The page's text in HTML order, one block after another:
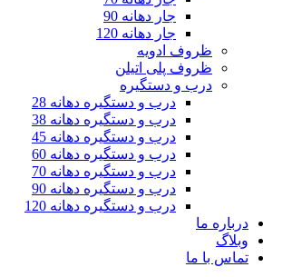
جار دهانه 90
جار دهانه 120
ظروف ادویه
ظروف پلی اتیلن
درب و دستگیره
درب و دستگیره دهانه 28
درب و دستگیره دهانه 38
درب و دستگیره دهانه 45
درب و دستگیره دهانه 60
درب و دستگیره دهانه 70
درب و دستگیره دهانه 90
درب و دستگیره دهانه 120
درباره ما
وبلاگ
تماس با ما